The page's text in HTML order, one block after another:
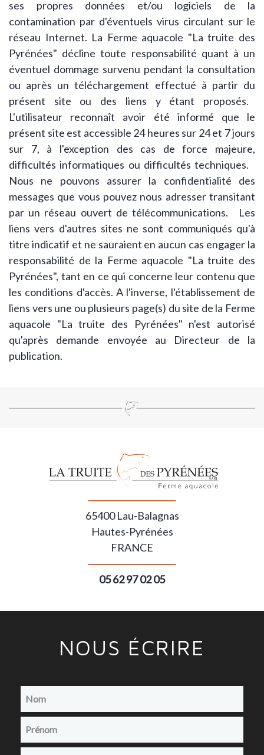
ses propres données et/ou logiciels de la
contamination par d'éventuels virus circulant sur le
réseau Internet. La Ferme aquacole "La truite des
Pyrénées" décline toute responsabilité quant à un
éventuel dommage survenu pendant la consultation
ou après un téléchargement effectué à partir du
présent site ou des liens y étant proposés.
L'utilisateur reconnaît avoir été informé que le
présent site est accessible 24 heures sur 24 et 7 jours
sur 7, à l'exception des cas de force majeure,
difficultés informatiques ou difficultés techniques.
Nous ne pouvons assurer la confidentialité des
messages que vous pouvez nous adresser transitant
par un réseau ouvert de télécommunications. Les
liens vers d'autres sites ne sont communiqués qu'à
titre indicatif et ne sauraient en aucun cas engager la
responsabilité de la Ferme aquacole "La truite des
Pyrénées", tant en ce qui concerne leur contenu que
les conditions d'accès. A l'inverse, l'établissement de
liens vers une ou plusieurs page(s) du site de la Ferme
aquacole "La truite des Pyrénées" n'est autorisé
qu'après demande envoyée au Directeur de la
publication.
65400 Lau-Balagnas
Hautes-Pyrénées
FRANCE
05 62 97 02 05
NOUS ÉCRIRE